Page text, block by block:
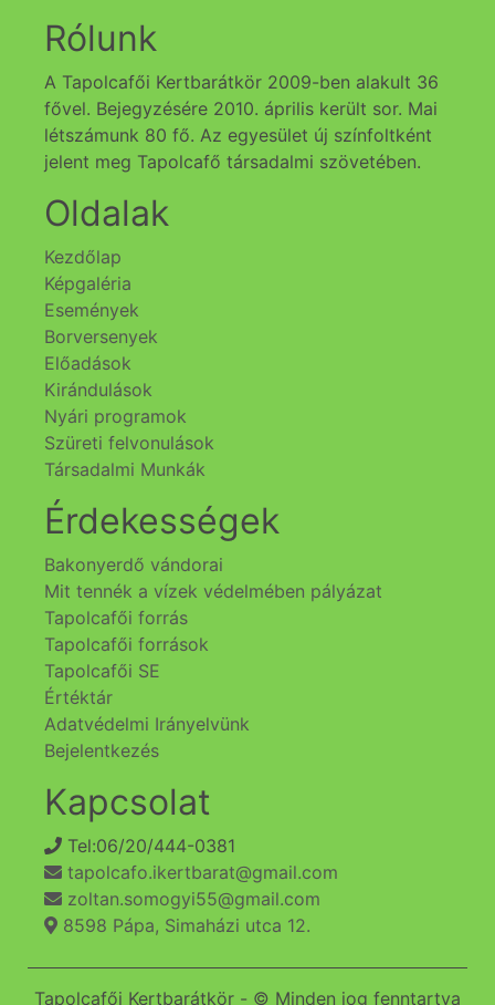
Rólunk
A Tapolcafői Kertbarátkör 2009-ben alakult 36
fővel. Bejegyzésére 2010. április került sor. Mai
létszámunk 80 fő. Az egyesület új színfoltként
jelent meg Tapolcafő társadalmi szövetében.
Oldalak
Kezdőlap
Képgaléria
Események
Borversenyek
Előadások
Kirándulások
Nyári programok
Szüreti felvonulások
Társadalmi Munkák
Érdekességek
Bakonyerdő vándorai
Mit tennék a vízek védelmében pályázat
Tapolcafői forrás
Tapolcafői források
Tapolcafői SE
Értéktár
Adatvédelmi Irányelvünk
Bejelentkezés
Kapcsolat
Tel:06/20/444-0381
tapolcafo.ikertbarat@gmail.com
zoltan.somogyi55@gmail.com
8598 Pápa, Simaházi utca 12.
Tapolcafői Kertbarátkör - © Minden jog fenntartva